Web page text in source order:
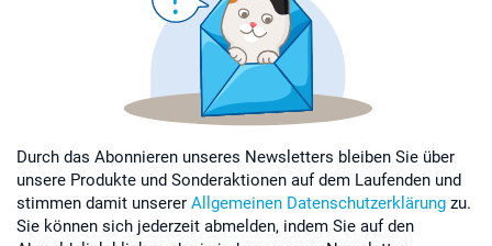
Durch das Abonnieren unseres Newsletters bleiben Sie über
unsere Produkte und Sonderaktionen auf dem Laufenden und
stimmen damit unserer Allgemeinen Datenschutzerklärung zu.
Sie können sich jederzeit abmelden, indem Sie auf den